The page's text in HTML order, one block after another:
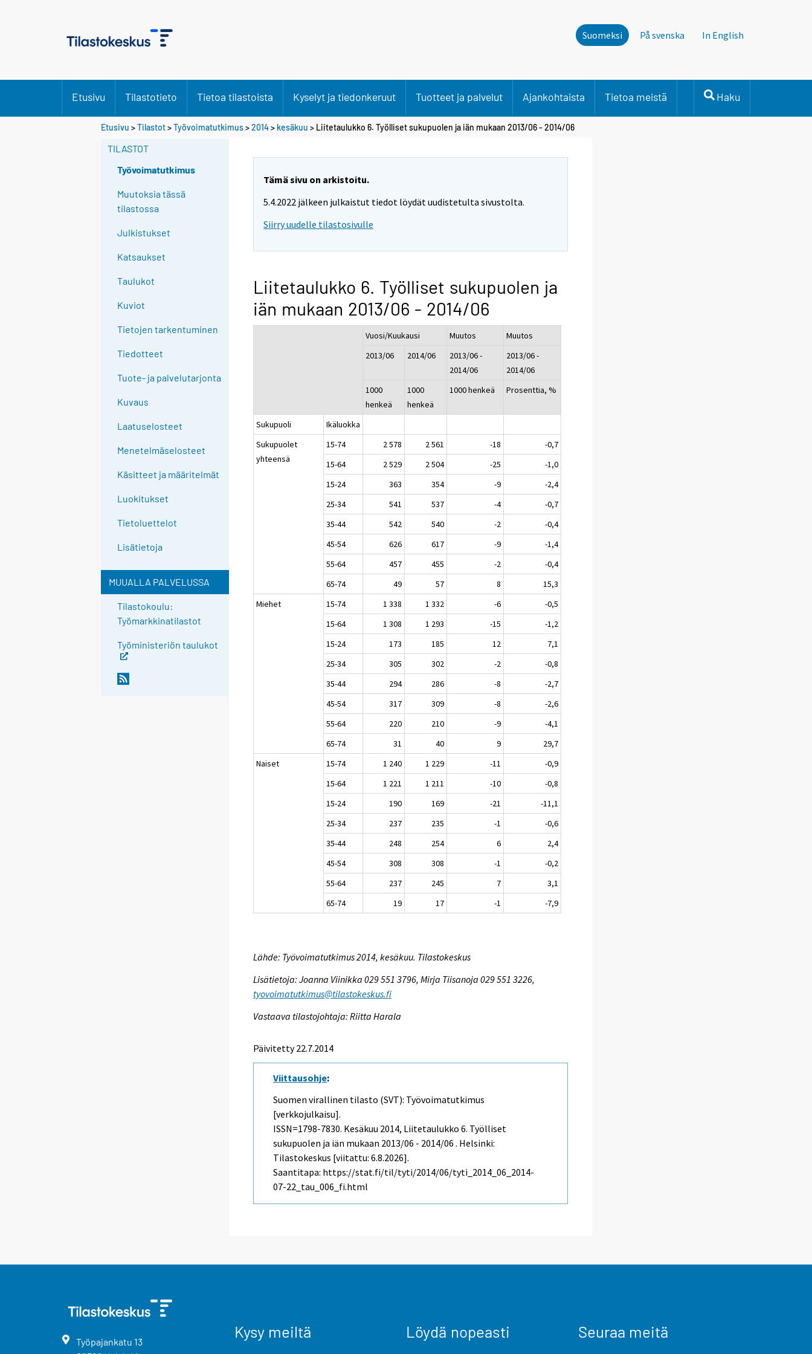
Suomeksi På svenska In English
Etusivu Tilastotieto Tietoa tilastoista Kyselyt ja tiedonkeruut Tuotteet ja palvelut Ajankohtaista Tietoa meistä Haku
Etusivu >Tilastot>Työvoimatutkimus>2014> kesäkuu > Liitetaulukko 6. Työlliset sukupuolen ja iän mukaan 2013/06 - 2014/06
TILASTOT
Työvoimatutkimus
Muutoksia tässä
tilastossa
Julkistukset
Katsaukset
Taulukot
Kuviot
Tietojen tarkentuminen
Tiedotteet
Tuote- ja palvelutarjonta
Kuvaus
Laatuselosteet
Menetelmäselosteet
Käsitteet ja määritelmät
Luokitukset
Tietoluettelot
Lisätietoja
MUUALLA PALVELUSSA
Tilastokoulu:
Työmarkkinatilastot
Työministeriön taulukot
Tämä sivu on arkistoitu.
5.4.2022 jälkeen julkaistut tiedot löydät uudistetulta sivustolta.
Siirry uudelle tilastosivulle
Liitetaulukko 6. Työlliset sukupuolen ja
iän mukaan 2013/06 - 2014/06
Vuosi/Kuukausi Muutos
Muutos
2013/06
2014/06
2013/06 -
2014/06
2013/06 -
2014/06
1000
henkeä
1000
henkeä
1000 henkeä Prosenttia, %
Sukupuoli
Ikäluokka
Sukupuolet
yhteensä
15-74 2 578 2 561 -18
-0,7
15-64
2 529 2 504 -25
-1,0
15-24
363 354 -9
-2,4
25-34
541 537 -4
-0,7
35-44
542 540 -2
-0,4
45-54
626 617 -9
-1,4
55-64
457 455 -2
-0,4
65-74
49 57 8
15,3
Miehet
15-74 1 338 1 332 -6
-0,5
15-64
1 308 1 293 -15
-1,2
15-24
173 185 12
7,1
25-34
305 302 -2
-0,8
35-44
294 286 -8
-2,7
45-54
317 309 -8
-2,6
55-64
220 210 -9
-4,1
65-74
31 40 9
29,7
Naiset
15-74 1 240 1 229 -11
-0,9
15-64
1 221 1 211 -10
-0,8
15-24
190 169 -21
-11,1
25-34
237 235 -1
-0,6
35-44
248 254 6
2,4
45-54
308 308 -1
-0,2
55-64
237 245 7
3,1
65-74
19 17 -1 -7,9
Lähde: Työvoimatutkimus 2014, kesäkuu. Tilastokeskus
Lisätietoja: Joanna Viinikka 029 551 3796, Mirja Tiisanoja 029 551 3226,
tyovoimatutkimus@tilastokeskus.fi
Vastaava tilastojohtaja: Riitta Harala
Päivitetty 22.7.2014
Viittausohje:
Suomen virallinen tilasto (SVT): Työvoimatutkimus
[verkkojulkaisu].
ISSN=1798-7830. Kesäkuu 2014, Liitetaulukko 6. Työlliset
sukupuolen ja iän mukaan 2013/06 - 2014/06 . Helsinki:
Tilastokeskus [viitattu: 6.8.2026].
Saantitapa: https://stat.fi/til/tyti/2014/06/tyti_2014_06_2014-
07-22_tau_006_fi.html
Työpajankatu 13
Kysy meiltä Löydä nopeasti Seuraa meitä